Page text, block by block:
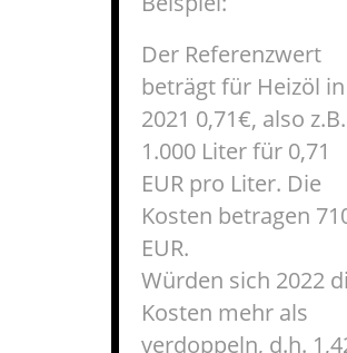
Der Referenzwert
beträgt für Heizöl in
2021 0,71€, also z.B.
1.000 Liter für 0,71
EUR pro Liter. Die
Kosten betragen
EUR.
Würden sich 2022
Kosten mehr als
verdoppeln, d.h.